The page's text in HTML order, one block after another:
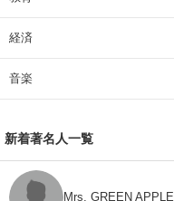
経済
音楽
新着著名人一覧
Mrs. GREEN APPLE